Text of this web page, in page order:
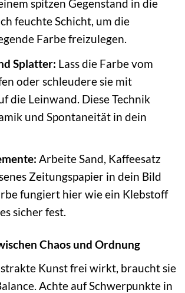
spitzen Gegenstand in die
feuchte Schicht, um die
Farbe freizulegen.
Splatter: Lass die Farbe vom
oder schleudere sie mit
die Leinwand. Diese Technik
und Spontaneität in dein
Arbeite Sand, Kaffeesatz
Zeitungspapier in dein Bild
fungiert hier wie ein Klebstoff
sicher fest.
Chaos und Ordnung
Kunst frei wirkt, braucht sie
Achte auf Schwerpunkte in